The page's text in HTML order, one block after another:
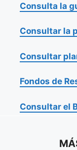
Consulta la
Consultar la
Consultar
Fondos de
Consultar el